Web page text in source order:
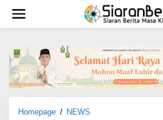
w
Homepage / NEWS